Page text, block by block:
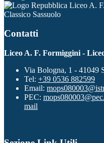
Liceo A.
Classico Sassuolo
Contatti
Liceo A. F. Formiggini -
Via Bologna, 1 - 41049
Tel: +39 0536 882599
Email:
PEC:
mail